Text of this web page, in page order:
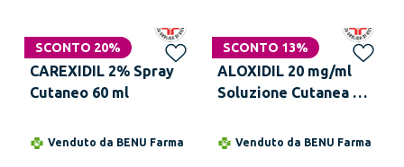
SCONTO 20%
CAREXIDIL 2% Spray
Cutaneo 60 ml
Venduto da BENU Farma
SCONTO 13%
ALOXIDIL 20 mg/ml
Soluzione Cutanea 3
Minoxidil
Venduto da BENU Farma